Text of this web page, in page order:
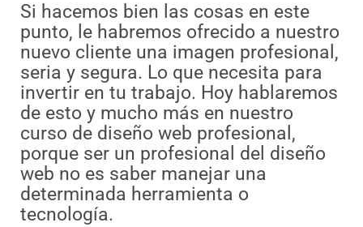
Si hacemos bien las cosas en este
punto, le habremos ofrecido a nuestro
nuevo cliente una imagen profesional,
seria y segura. Lo que necesita para
invertir en tu trabajo. Hoy hablaremos
de esto y mucho más en nuestro
curso de diseño web profesional,
porque ser un profesional del diseño
web no es saber manejar una
determinada herramienta o
tecnología.